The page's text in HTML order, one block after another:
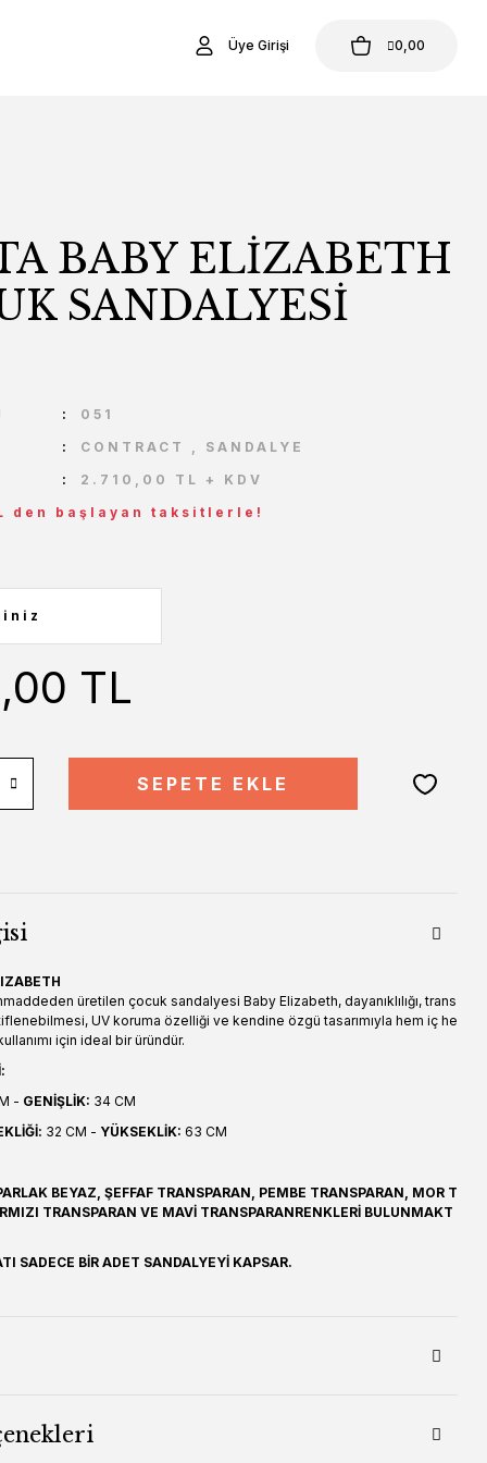
Üye Girişi 0,00
BABY ELİZABETH
SANDALYESİ
051
CONTRACT , SANDALYE
2.710,00 TL + KDV
den başlayan taksitlerle!
TL
SEPETE EKLE
üretilen çocuk sandalyesi Baby Elizabeth, dayanıklılığı, trans
UV koruma özelliği ve kendine özgü tasarımıyla hem iç he
için ideal bir üründür.
- GENİŞLİK: 34 CM
32 CM - YÜKSEKLİK: 63 CM
BEYAZ, ŞEFFAF TRANSPARAN, PEMBE TRANSPARAN, MOR T
TRANSPARAN VE MAVİ TRANSPARANRENKLERİ BULUNMAKT
SADECE BİR ADET SANDALYEYİ KAPSAR.